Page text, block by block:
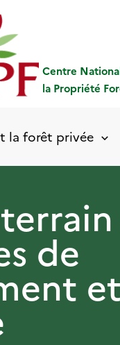
Centre
la Propriété
la forêt privée
de